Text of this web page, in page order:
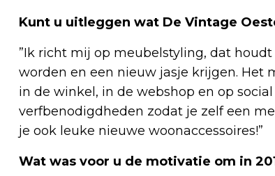
Kunt u uitleggen wat De Vintage
”Ik richt mij op meubelstyling, dat
worden en een nieuw jasje krijgen. Het
in de winkel, in de webshop en op
verfbenodigdheden zodat je zelf een
je ook leuke nieuwe woonaccessoires!”
Wat was voor u de motivatie om in